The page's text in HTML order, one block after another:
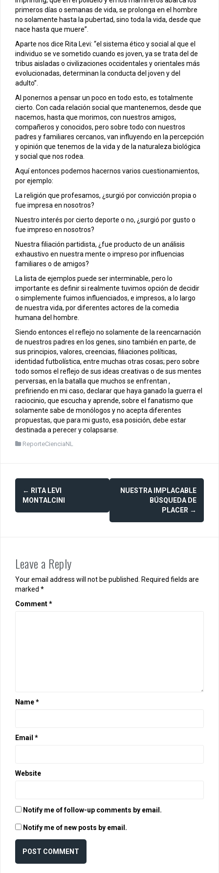
primeros días o semanas de vida, se prolonga en el hombre
no solamente hasta la pubertad, sino toda la vida, desde que
nace hasta que muere”.
Aparte nos dice Rita Levi: “el sistema ético y social al que el
individuo se ve sometido cuando es joven, ya se trata del de
tribus aisladas o civilizaciones occidentales y orientales más
evolucionadas, determinan la conducta del joven y del
adulto”.
Al ponernos a pensar un poco en todo esto, es totalmente
cierto. Con cada relación social que mantenemos, desde que
nacemos, hasta que morimos, con nuestros amigos,
compañeros y conocidos, pero sobre todo con nuestros
padres y familiares cercanos, van influyendo en la percepción
y opinión que tenemos de la vida y de la naturaleza biológica
y social que nos rodea.
Aquí entonces podemos hacernos varios cuestionamientos,
por ejemplo:
La religión que profesamos, ¿surgió por convicción propia o
fue impresa en nosotros?
Nuestro interés por cierto deporte o no, ¿surgió por gusto o
fue impreso en nosotros?
Nuestra filiación partidista, ¿fue producto de un análisis
exhaustivo en nuestra mente o impreso por influencias
familiares o de amigos?
La lista de ejemplos puede ser interminable, pero lo
importante es definir si realmente tuvimos opción de decidir
o simplemente fuimos influenciados, e impresos, a lo largo
de nuestra vida, por diferentes actores de la comedia
humana del hombre.
Siendo entonces el reflejo no solamente de la reencarnación
de nuestros padres en los genes, sino también en parte, de
sus principios, valores, creencias, filiaciones políticas,
identidad futbolística, entre muchas otras cosas; pero sobre
todo somos el reflejo de sus ideas creativas o de sus mentes
perversas, en la batalla que muchos se enfrentan ,
prefiriendo en mi caso, declarar que haya ganado la guerra el
raciocinio, que escucha y aprende, sobre el fanatismo que
solamente sabe de monólogos y no acepta diferentes
propuestas, que para mi gusto, esa posición, debe estar
destinada a perecer y colapsarse.
ReporteCienciaNL
Post
navigation
← RITA LEVI
MONTALCINI
NUESTRA IMPLACABLE
BÚSQUEDA DE
PLACER →
Leave a Reply
Your email address will not be published. Required fields are
marked *
Comment*
Name*
Email *
Website
Notify me of follow-up comments by email.
Notify me of new posts by email.